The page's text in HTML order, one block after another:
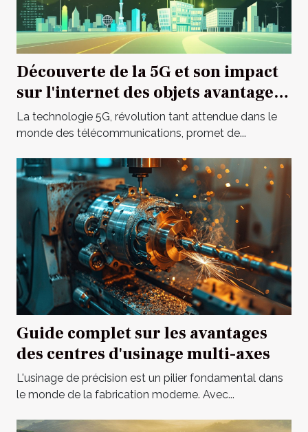
Découverte de la 5G et son impact
sur l'internet des objets avantages
et défis
La technologie 5G, révolution tant attendue dans le
monde des télécommunications, promet de...
Guide complet sur les avantages
des centres d'usinage multi-axes
L'usinage de précision est un pilier fondamental dans
le monde de la fabrication moderne. Avec...